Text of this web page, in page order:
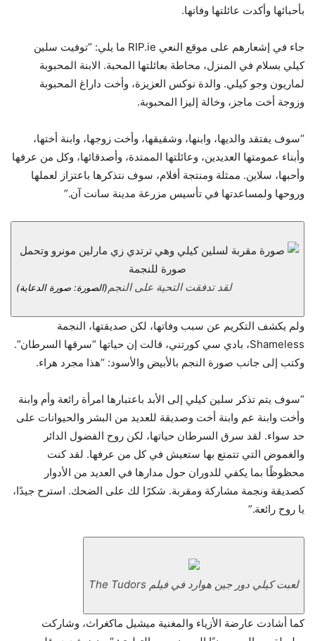
بأحبائها وأكدت عائلتها وفاتها.
جاء في إشعارهم على موقع النعي RIP.ie ما يلي: “توفيت سلين
كيلي بسلام في المنزل، محاطة بعائلتها المحبة. الابنة المحبوبة
لماريون وجو كيلي. والدة نوكس العزيزة، وأخت داراغ المحبوبة
وزوجة أخت ماجز، وخالة إليزا المحبوبة.
“سوف يفتقد والديها، وابنها، وشقيقها، وأخت زوجها، وابنة أختها،
وأبناء عمومتها العديدين، وعائلتها الممتدة، وأصدقائها، وكل من عرفها
وأحبها، سلاين. ممثلة ومنتجة أفلام، سوف نتذكرها باعتزاز لعملها
وروحها ولمساعدتها في تأسيس مزرعة مدينة سانت آن.”
لقد تدفقت التحية على النجم(الصورة: صورة الدعاية)
ولم يكشف التكريم عن سبب وفاتها، لكن صديقتها، النجمة
Shameless، بادي سي كورتني، قالت إن حياتها “سرقها السرطان”.
وكتب إلى جانب صورة النجم بالأبيض والأسود: “هذا مجرد هراء.
“سوف يتم تذكر سلين كيلي إلى الأبد باعتبارها امرأة رائعة وأم وابنة
وأخت وابنة عم وابنة أخت وصديقة للعديد من البشر والحيوانات على
حد سواء. لقد سرق السرطان حياتها، لكن روح الفضول الدائر
والغموض التي تتمتع بها ستعيش في كل من عرفها. لقد كنت
محظوظًا بما يكفي للدوران حول مدارها في العديد من الأدوار
كصديقة ونجمة مشاركة ومقربة. شكرًا لك على الضحك. استرح جيدًا،
يا روح رائعة.”
لعبت كيلي دور جين هوارد في فيلم The Tudors
كما أشادت عارضة الأزياء والمغنية ميشيل ماكغراث، وشاركت